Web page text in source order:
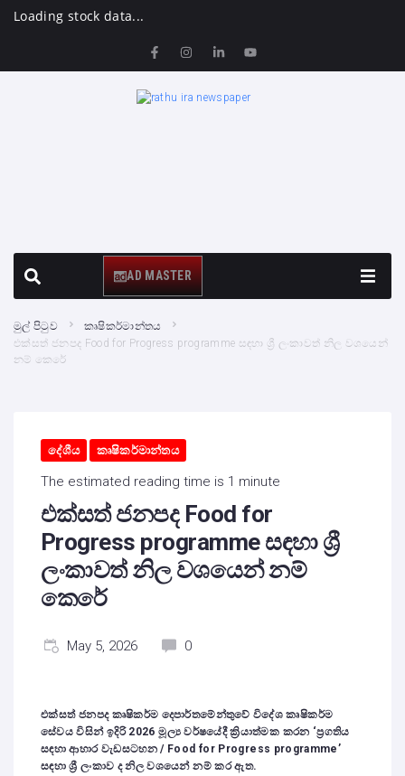
Loading stock data...
AD MASTER
මුල් පිටුව
කෘෂිකර්මාන්තය
එක්සත් ජනපද Food for Progress programme සඳහා ශ්‍රී ලංකාවත් නිල වශයෙන්
නම් කෙරේ
දේශීය කෘෂිකර්මාන්තය
The estimated reading time is 1 minute
එක්සත් ජනපද Food for
Progress programme සඳහා ශ්‍රී
ලංකාවත් නිල වශයෙන් නම්
කෙරේ
May 5, 2026 0
එක්සත් ජනපද කෘෂිකර්ම දෙපාර්තමේන්තුවේ විදේශ කෘෂිකර්ම
සේවය විසින් ඉදිරි 2026 මූල්‍ය වර්ෂයේදී ක්‍රියාත්මක කරන ‘ප්‍රගතිය
සඳහා ආහාර වැඩසටහන / Food for Progress programme’
සඳහා ශ්‍රී ලංකාව ද නිල වශයෙන් නම් කර ඇත.